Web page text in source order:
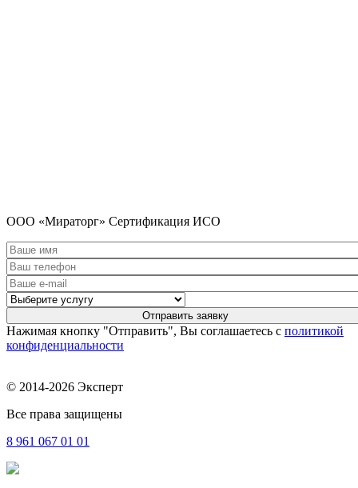
ООО «Мираторг» Сертификация ИСО
Нажимая кнопку "Отправить", Вы соглашаетесь с политикой
конфиденциальности
© 2014-2026 Эксперт
Все права защищены
8 961 067 01 01